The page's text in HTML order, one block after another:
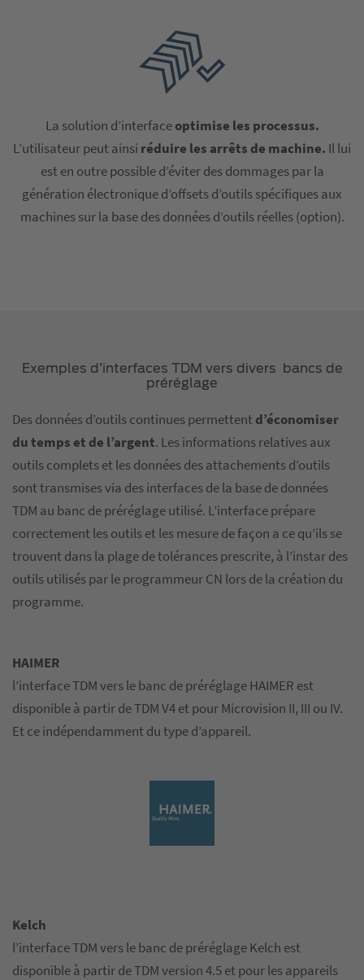
La solution d’interfaceoptimise les processus.
L’utilisateur peut ainsi réduire les arrêts de machine. Il lui
est en outre possible d’éviter des dommages par la
génération électronique d’offsets d’outils spécifiques aux
machines sur la base des données d’outils réelles (option).
Exemples d’interfaces TDM vers divers bancs de
préréglage
Des données d’outils continues permettent d’économiser
du temps et de l’argent. Les informations relatives aux
outils complets et les données des attachements d’outils
sont transmises via des interfaces de la base de données
TDM au banc de préréglage utilisé. L’interface prépare
correctement les outils et les mesure de façon a ce qu’ils se
trouvent dans la plage de tolérances prescrite, à l’instar des
outils utilisés par le programmeur CN lors de la création du
programme.
HAIMER
l’interface TDM vers le banc de préréglage HAIMER est
disponible à partir de TDM V4 et pour Microvision II, III ou IV.
Et ce indépendamment du type d’appareil.
Kelch
l’interface TDM vers le banc de préréglage Kelch est
disponible à partir de TDM version 4.5 et pour les appareils